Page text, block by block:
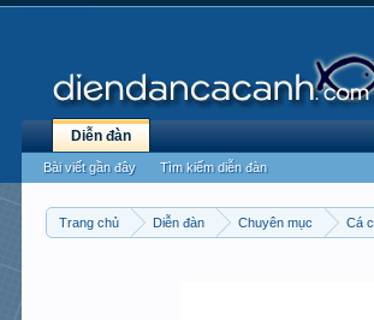
Trang chủ Diễn đàn Chuyên mục Cá
Diễn đàn
Bài viết gần đây Tìm kiếm diễn đàn